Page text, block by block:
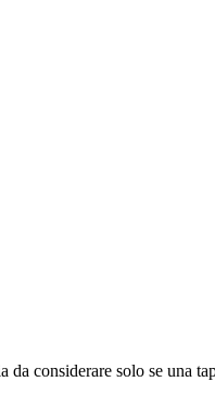
da considerare solo se una